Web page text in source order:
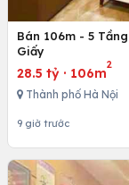
Bán 106m - 5
Giấy
28.5 tỷ · 106m
2
Thành phố Hà Nội
9 giờ trước